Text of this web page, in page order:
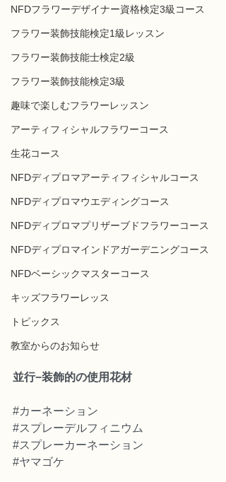
NFDフラワーデザイナー資格検定3級コース
フラワー装飾技能検定1級レッスン
フラワー装飾技能士検定2級
フラワー装飾技能検定3級
趣味で楽しむフラワーレッスン
アーティフィシャルフラワーコース
生花コース
NFDディプロマアーティフィシャルコース
NFDディプロマウエディングコース
NFDディプロマプリザーブドフラワーコース
NFDディプロマインドアガーデニングコース
NFDベーシックマスターコース
キッズフラワーレッス
トピックス
教室からのお知らせ
並行−装飾的の使用花材
#カーネーション
#スプレーデルフィニウム
#スプレーカーネーション
#ヤマゴケ